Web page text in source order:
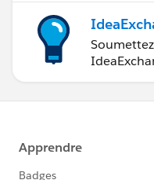
http://
644/possible-to-
controller-via-
http://
644/possible-to-
I hope it will be helpful.
BestRegards